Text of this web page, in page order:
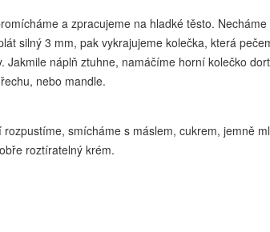
a zpracujeme na hladké těsto.
silný 3 mm, pak vykrajujeme kolečka, která
Jakmile náplň ztuhne, namáčíme horní kolečko
nebo mandle.
smícháme s máslem, cukrem, jemně
roztíratelný krém.